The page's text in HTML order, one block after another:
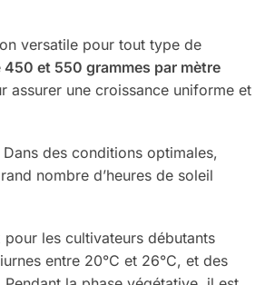
versatile pour tout type de
450 et 550 grammes par mètre
assurer une croissance uniforme et
Dans des conditions optimales,
nombre d’heures de soleil
les cultivateurs débutants
entre 20°C et 26°C, et des